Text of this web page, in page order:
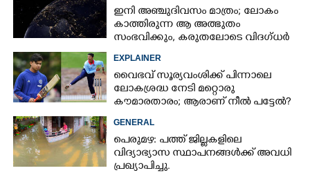
ഇനി അഞ്ചുദിവസം മാത്രം; ലോകം
കാത്തിരുന്ന ആ അത്ഭുതം
സംഭവിക്കും, കരുതലോടെ വിദഗ്ധർ
EXPLAINER
വൈഭവ് സൂര്യവംശിക്ക് പിന്നാലെ
ലോകശ്രദ്ധ നേടി മറ്റൊരു
കൗമാരതാരം; ആരാണ് നീൽ പട്ടേൽ?
GENERAL
പെരുമഴ: പത്ത് ജില്ലകളിലെ
വിദ്യാഭ്യാസ സ്ഥാപനങ്ങൾക്ക് അവധി
പ്രഖ്യാപിച്ചു.